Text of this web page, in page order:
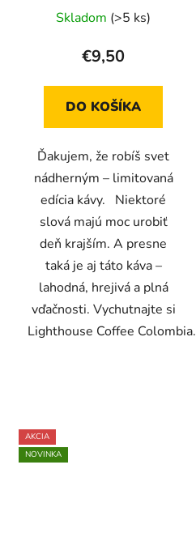
Skladom (>5 ks)
€9,50
DO KOŠÍKA
Ďakujem, že robíš svet
nádherným – limitovaná
edícia kávy. Niektoré
slová majú moc urobiť
deň krajším. A presne
taká je aj táto káva –
lahodná, hrejivá a plná
vďačnosti. Vychutnajte si
Lighthouse Coffee
AKCIA
NOVINKA